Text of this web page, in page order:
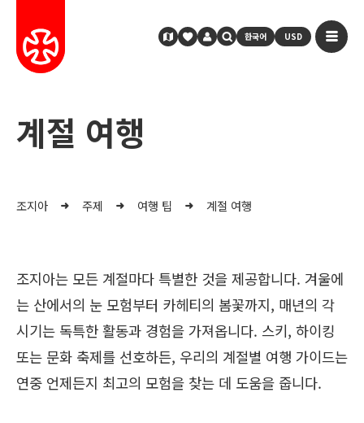
한국어 USD
계절 여행
조지아 주제 여행 팁 계절 여행
조지아는 모든 계절마다 특별한 것을 제공합니다. 겨울에
는 산에서의 눈 모험부터 카헤티의 봄꽃까지, 매년의 각
시기는 독특한 활동과 경험을 가져옵니다. 스키, 하이킹
또는 문화 축제를 선호하든, 우리의 계절별 여행 가이드는
연중 언제든지 최고의 모험을 찾는 데 도움을 줍니다.